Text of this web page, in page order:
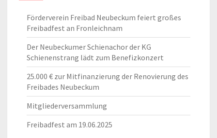
Förderverein Freibad Neubeckum feiert großes
Freibadfest an Fronleichnam
Der Neubeckumer Schienachor der KG
Schienenstrang lädt zum Benefizkonzert
25.000 € zur Mitfinanzierung der Renovierung des
Freibades Neubeckum
Mitgliederversammlung
Freibadfest am 19.06.2025